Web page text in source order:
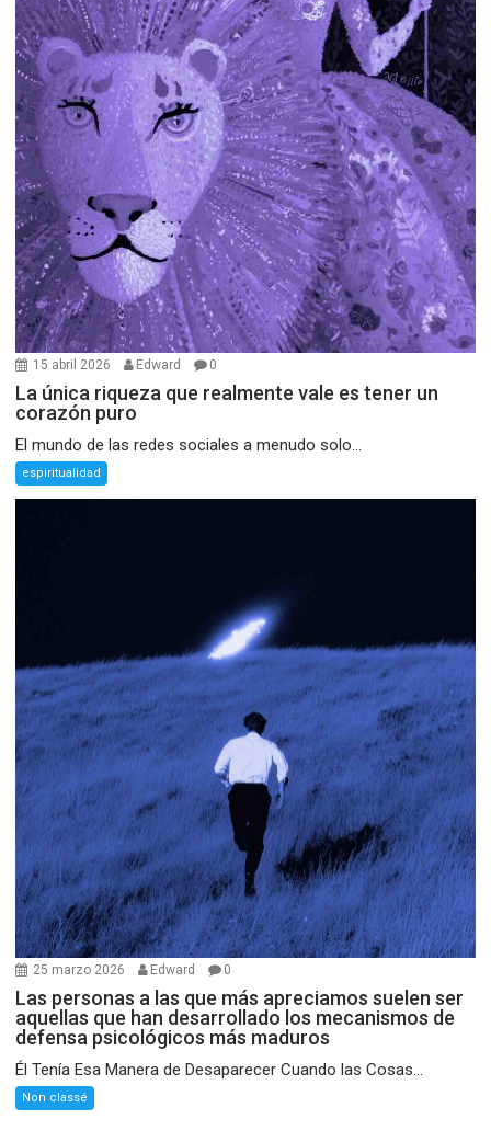
15 abril 2026 Edward 0
La única riqueza que realmente vale es tener un
corazón puro
El mundo de las redes sociales a menudo solo...
espiritualidad
25 marzo 2026 Edward 0
Las personas a las que más apreciamos suelen ser
aquellas que han desarrollado los mecanismos de
defensa psicológicos más maduros
Él Tenía Esa Manera de Desaparecer Cuando las Cosas...
Non classé